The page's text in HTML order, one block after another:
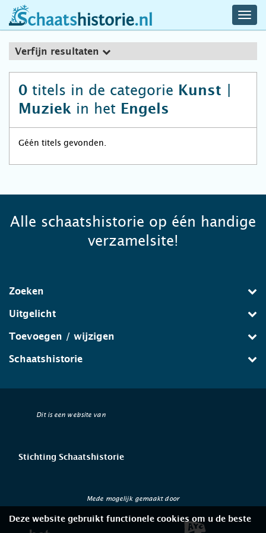
schaatshistorie.nl
Verfijn resultaten
0 titels in de categorie Kunst |
Muziek in het Engels
Géén titels gevonden.
Alle schaatshistorie op één handige
verzamelsite!
Zoeken
Uitgelicht
Toevoegen / wijzigen
Schaatshistorie
Dit is een website van
Stichting Schaatshistorie
Mede mogelijk gemaakt door
Deze website gebruikt functionele cookies om u de beste